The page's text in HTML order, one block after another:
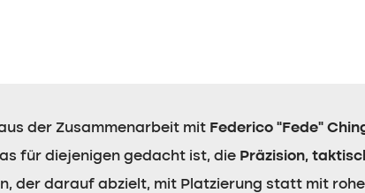
der Zusammenarbeit mit Federico “Fede”
für diejenigen gedacht ist, die Präzision,
der darauf abzielt, mit Platzierung statt mit